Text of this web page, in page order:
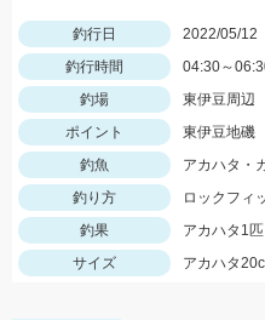
釣行日
2022/05/12
釣行時間
04:30～
釣場
東伊豆周辺
ポイント
東伊豆地磯
釣魚
アカハタ・
釣り方
ロックフィ
釣果
アカハタ1
サイズ
アカハタ